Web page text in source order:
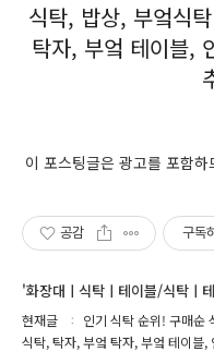
식탁, 밥상, 부엌식
탁자, 부엌 테이블,
이 포스팅글은 광고를 포함
공감 구독
'화장대ㅣ식탁ㅣ테이블/식탁ㅣ
현재글
인기 식탁 순위! 구매순
식탁, 탁자, 부엌 탁자, 부엌 테이블